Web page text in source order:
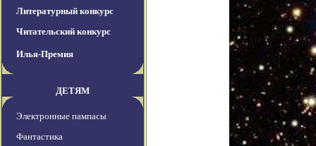
Литературный конкурс
Читательский конкурс
Илья-Премия
ДЕТЯМ
Электронные пампасы
Фантастика